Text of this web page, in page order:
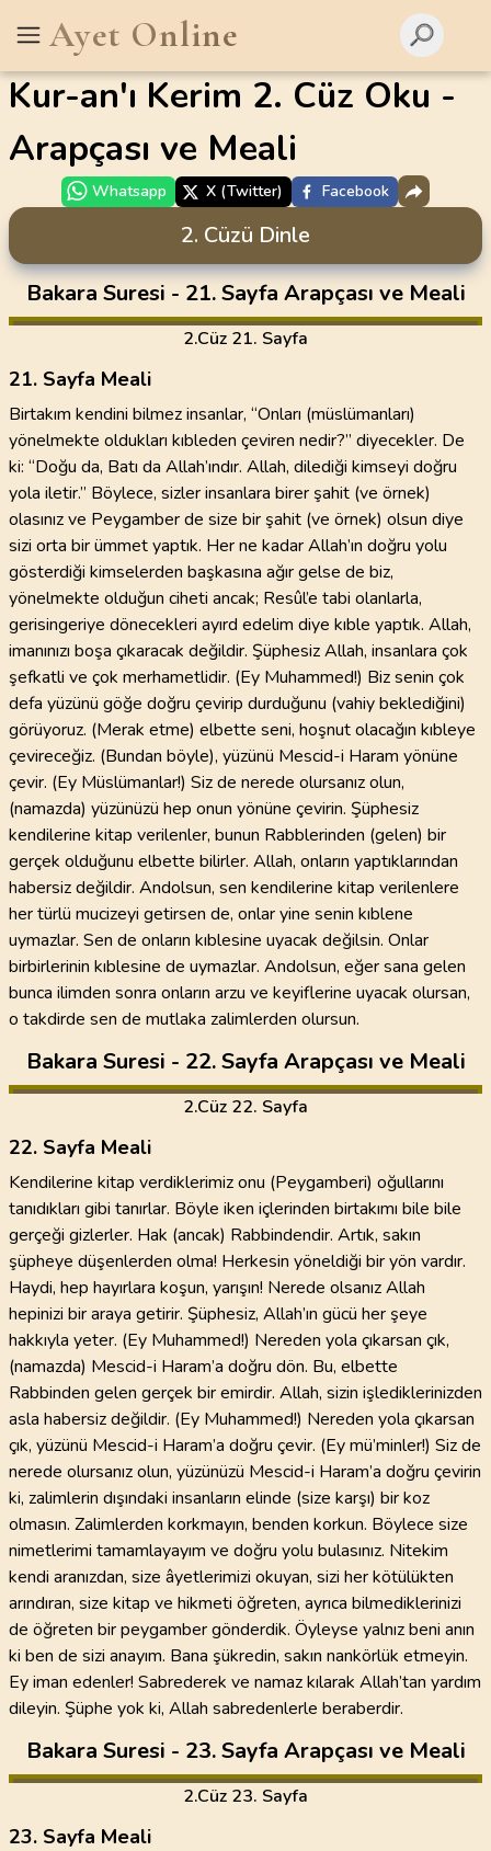
Ayet Online
Kur-an'ı Kerim 2. Cüz Oku -
Arapçası ve Meali
Whatsapp X (Twitter) Facebook
2. Cüzü Dinle
Bakara Suresi - 21. Sayfa Arapçası ve Meali
2.Cüz 21. Sayfa
21. Sayfa Meali
Birtakım kendini bilmez insanlar, “Onları (müslümanları)
yönelmekte oldukları kıbleden çeviren nedir?” diyecekler. De
ki: “Doğu da, Batı da Allah’ındır. Allah, dilediği kimseyi doğru
yola iletir.” Böylece, sizler insanlara birer şahit (ve örnek)
olasınız ve Peygamber de size bir şahit (ve örnek) olsun diye
sizi orta bir ümmet yaptık. Her ne kadar Allah’ın doğru yolu
gösterdiği kimselerden başkasına ağır gelse de biz,
yönelmekte olduğun ciheti ancak; Resûl’e tabi olanlarla,
gerisingeriye dönecekleri ayırd edelim diye kıble yaptık. Allah,
imanınızı boşa çıkaracak değildir. Şüphesiz Allah, insanlara çok
şefkatli ve çok merhametlidir. (Ey Muhammed!) Biz senin çok
defa yüzünü göğe doğru çevirip durduğunu (vahiy beklediğini)
görüyoruz. (Merak etme) elbette seni, hoşnut olacağın kıbleye
çevireceğiz. (Bundan böyle), yüzünü Mescid-i Haram yönüne
çevir. (Ey Müslümanlar!) Siz de nerede olursanız olun,
(namazda) yüzünüzü hep onun yönüne çevirin. Şüphesiz
kendilerine kitap verilenler, bunun Rabblerinden (gelen) bir
gerçek olduğunu elbette bilirler. Allah, onların yaptıklarından
habersiz değildir. Andolsun, sen kendilerine kitap verilenlere
her türlü mucizeyi getirsen de, onlar yine senin kıblene
uymazlar. Sen de onların kıblesine uyacak değilsin. Onlar
birbirlerinin kıblesine de uymazlar. Andolsun, eğer sana gelen
bunca ilimden sonra onların arzu ve keyiflerine uyacak olursan,
o takdirde sen de mutlaka zalimlerden olursun.
Bakara Suresi - 22. Sayfa Arapçası ve Meali
2.Cüz 22. Sayfa
22. Sayfa Meali
Kendilerine kitap verdiklerimiz onu (Peygamberi) oğullarını
tanıdıkları gibi tanırlar. Böyle iken içlerinden birtakımı bile bile
gerçeği gizlerler. Hak (ancak) Rabbindendir. Artık, sakın
şüpheye düşenlerden olma! Herkesin yöneldiği bir yön vardır.
Haydi, hep hayırlara koşun, yarışın! Nerede olsanız Allah
hepinizi bir araya getirir. Şüphesiz, Allah’ın gücü her şeye
hakkıyla yeter. (Ey Muhammed!) Nereden yola çıkarsan çık,
(namazda) Mescid-i Haram’a doğru dön. Bu, elbette
Rabbinden gelen gerçek bir emirdir. Allah, sizin işlediklerinizden
asla habersiz değildir. (Ey Muhammed!) Nereden yola çıkarsan
çık, yüzünü Mescid-i Haram’a doğru çevir. (Ey mü’minler!) Siz de
nerede olursanız olun, yüzünüzü Mescid-i Haram’a doğru çevirin
ki, zalimlerin dışındaki insanların elinde (size karşı) bir koz
olmasın. Zalimlerden korkmayın, benden korkun. Böylece size
nimetlerimi tamamlayayım ve doğru yolu bulasınız. Nitekim
kendi aranızdan, size âyetlerimizi okuyan, sizi her kötülükten
arındıran, size kitap ve hikmeti öğreten, ayrıca bilmediklerinizi
de öğreten bir peygamber gönderdik. Öyleyse yalnız beni anın
ki ben de sizi anayım. Bana şükredin, sakın nankörlük etmeyin.
Ey iman edenler! Sabrederek ve namaz kılarak Allah’tan yardım
dileyin. Şüphe yok ki, Allah sabredenlerle beraberdir.
Bakara Suresi - 23. Sayfa Arapçası ve Meali
2.Cüz 23. Sayfa
23. Sayfa Meali